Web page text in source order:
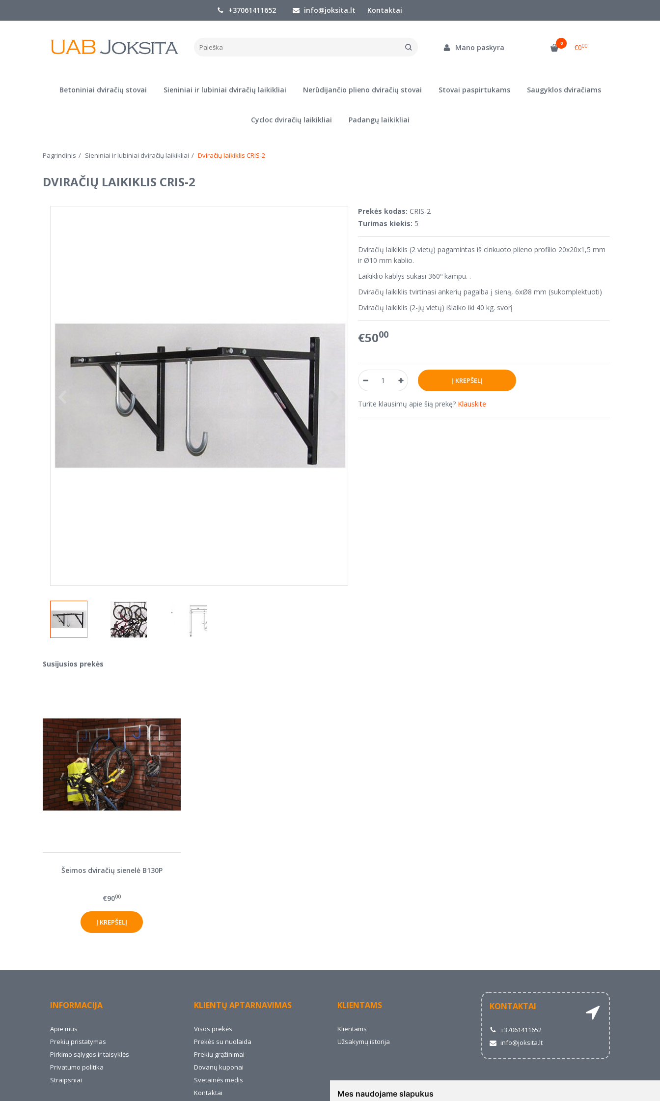
Mes naudojame slapukus
+37061411652 info@joksita.lt Kontaktai
Mano paskyra 0 €000
Betoniniai dviračių stovai Sieniniai ir lubiniai dviračių laikikliai Nerūdijančio plieno dviračių stovai Stovai paspirtukams Saugyklos dviračiams
Cycloc dviračių laikikliai Padangų laikikliai
Pagrindinis Sieniniai ir lubiniai dviračių laikikliai Dviračių laikiklis CRIS-2
DVIRAČIŲ LAIKIKLIS CRIS-2
Prekės kodas: CRIS-2
Turimas kiekis: 5
Dviračių laikiklis (2 vietų) pagamintas iš cinkuoto plieno profilio 20x20x1,5 mm
ir Ø10 mm kablio.
Laikiklio kablys sukasi 360º kampu. .
Dviračių laikiklis tvirtinasi ankerių pagalba į sieną, 6xØ8 mm (sukomplektuoti)
Dviračių laikiklis (2-jų vietų) išlaiko iki 40 kg. svorį
€5000
Turite klausimų apie šią prekę? Klauskite
Susijusios prekės
Šeimos dviračių sienelė B130P
€9000
INFORMACIJA
Apie mus
Prekių pristatymas
Pirkimo sąlygos ir taisyklės
Privatumo politika
Straipsniai
KLIENTŲ APTARNAVIMAS
Visos prekės
Prekės su nuolaida
Prekių grąžinimai
Dovanų kuponai
Svetainės medis
Kontaktai
KLIENTAMS
Klientams
Užsakymų istorija
KONTAKTAI
+37061411652
info@joksita.lt